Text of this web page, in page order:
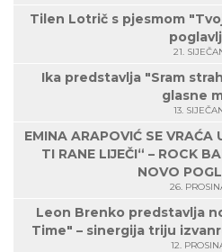
Tilen Lotrič s pjesmom
21.
Ika predstavlja "Sram
glasne
13.
EMINA ARAPOVIĆ SE VRAĆA
TI RANE LIJEČI“ – ROCK
NOVO
26.
Leon Brenko predstavlja
Time" – sinergija triju
12.